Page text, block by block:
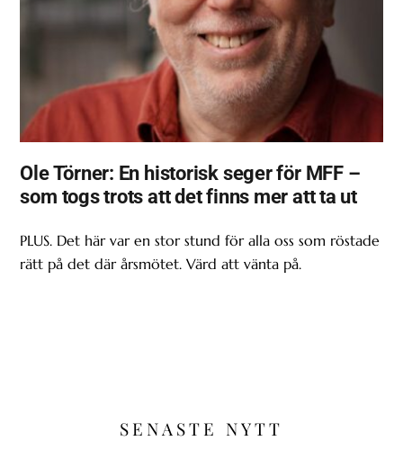
Ole Törner: En historisk seger för MFF –
som togs trots att det finns mer att ta ut
PLUS. Det här var en stor stund för alla oss som röstade
rätt på det där årsmötet. Värd att vänta på.
SENASTE NYTT